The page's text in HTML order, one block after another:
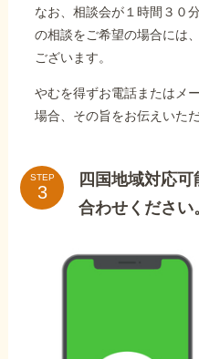
なお、相談会が１時間３０
の相談をご希望の場合には
ございます。
やむを得ずお電話またはメ
場合、その旨をお伝えいただ
STEP
四国地域対応
合わせください